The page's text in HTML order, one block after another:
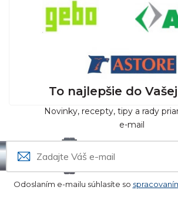
To najlepšie do
Novinky, recepty, tipy a rady
e-mail
Odoslaním e-mailu súhlasíte so